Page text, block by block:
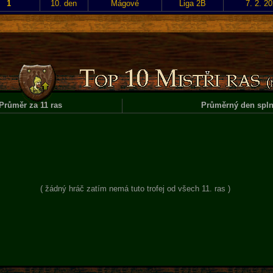
1 10. den Mágové Liga 2B 7. 2.
za 11 ras Průměrný den
( žádný hráč zatím nemá tuto trofej od všech 11. ras )